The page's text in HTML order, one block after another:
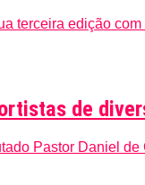
terceira edição
de
Pastor Daniel